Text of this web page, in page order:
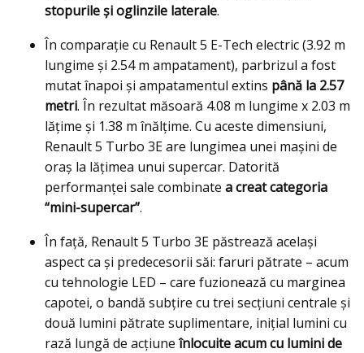
stopurile și oglinzile laterale.
În comparație cu Renault 5 E-Tech electric (3.92 m
lungime și 2.54 m ampatament), parbrizul a fost
mutat înapoi și ampatamentul extins până la 2.57
metri. În rezultat măsoară 4.08 m lungime x 2.03 m
lățime și 1.38 m înălțime. Cu aceste dimensiuni,
Renault 5 Turbo 3E are lungimea unei mașini de
oraș la lățimea unui supercar. Datorită
performanței sale combinate a creat categoria
“mini-supercar”.
În față, Renault 5 Turbo 3E păstrează același
aspect ca și predecesorii săi: faruri pătrate – acum
cu tehnologie LED – care fuzionează cu marginea
capotei, o bandă subțire cu trei secțiuni centrale și
două lumini pătrate suplimentare, inițial lumini cu
rază lungă de acțiuneînlocuite acum cu lumini de